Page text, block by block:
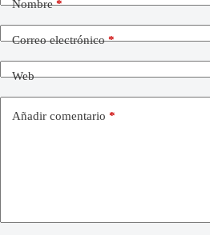
Nombre*
Correo electrónico*
Web
Añadir comentario *